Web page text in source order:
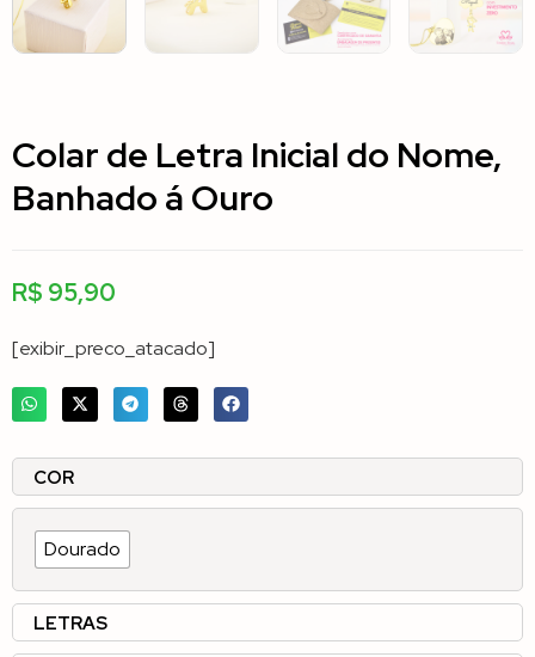
Colar de Letra Inicial do Nome,
Banhado á Ouro
R$ 95,90
[exibir_preco_atacado]
COR
Dourado
LETRAS